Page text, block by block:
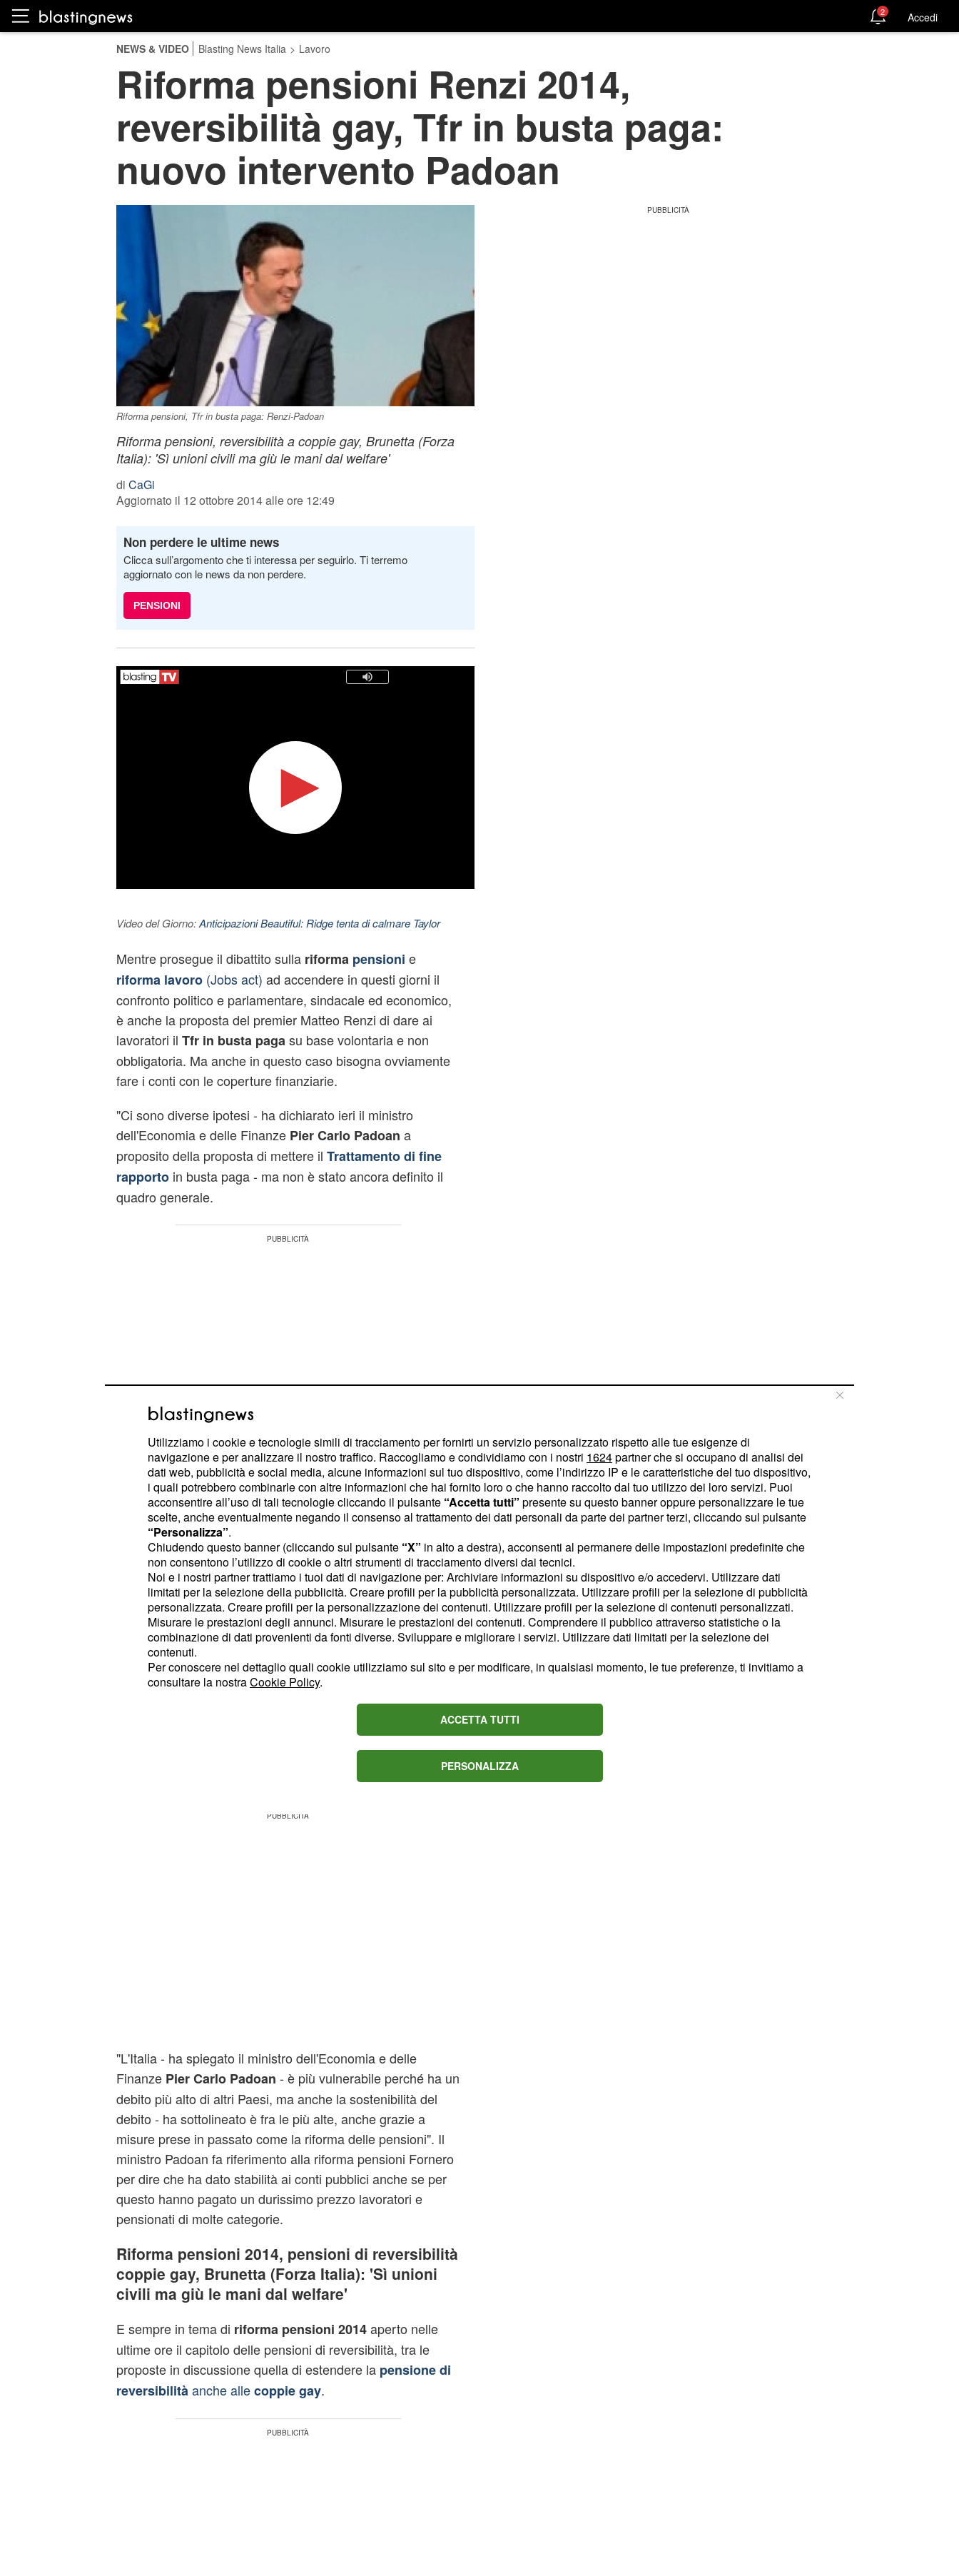
2 Accedi
NEWS & VIDEO Blasting News Italia > Lavoro
Riforma pensioni Renzi 2014,
reversibilità gay, Tfr in busta paga:
nuovo intervento Padoan
Riforma pensioni, Tfr in busta paga: Renzi-Padoan
Riforma pensioni, reversibilità a coppie gay, Brunetta (Forza
Italia): 'Sì unioni civili ma giù le mani dal welfare'
di CaGi
Aggiornato il 12 ottobre 2014 alle ore 12:49
Non perdere le ultime news
Clicca sull’argomento che ti interessa per seguirlo. Ti terremo
aggiornato con le news da non perdere.
PENSIONI
Video del Giorno:Anticipazioni Beautiful: Ridge tenta di calmare Taylor
Mentre prosegue il dibattito sulla riforma pensioni e
riforma lavoro(Jobs act) ad accendere in questi giorni il
confronto politico e parlamentare, sindacale ed economico,
è anche la proposta del premier Matteo Renzi di dare ai
lavoratori il Tfr in busta paga su base volontaria e non
obbligatoria. Ma anche in questo caso bisogna ovviamente
fare i conti con le coperture finanziarie.
"Ci sono diverse ipotesi - ha dichiarato ieri il ministro
dell'Economia e delle Finanze Pier Carlo Padoan a
proposito della proposta di mettere il Trattamento di fine
rapportoin busta paga - ma non è stato ancora definito il
quadro generale.
E' un meccanismo molto delicato - ha aggiunto il
responsabile del Mef - e qualunque cosa si fa sul Tfr ha
delle conseguenze da valutare bene", ha aggiunto.
Riforma pensioni 2014, Tfr in busta paga:
nuovo intervento del ministro dell'Economia e
delle Finanze Pier Carlo Padoan
E mentre si cercano le risorse per l'ipotesi Tfr in busta paga
e per la riforma pensioni 2014 che dovrebbe modificare la
legge Fornero, a partire daipensionamenti degli insegnanti
Quota 96 scuolae da misure strutturali e definitive per la
, oltre che dalle proposte
pensione anticipataa
62 anni per tutti i lavoratori - non ci sarebbero problemi per
"L'Italia - ha spiegato il ministro dell'Economia e delle
Finanze Pier Carlo Padoan - è più vulnerabile perché ha un
debito più alto di altri Paesi, ma anche la sostenibilità del
debito - ha sottolineato è fra le più alte, anche grazie a
misure prese in passato come la riforma delle pensioni". Il
ministro Padoan fa riferimento alla riforma pensioni Fornero
per dire che ha dato stabilità ai conti pubblici anche se per
questo hanno pagato un durissimo prezzo lavoratori e
pensionati di molte categorie.
Riforma pensioni 2014, pensioni di reversibilità
coppie gay, Brunetta (Forza Italia): 'Sì unioni
civili ma giù le mani dal welfare'
E sempre in tema di riforma pensioni 2014aperto nelle
ultime ore il capitolo delle pensioni di reversibilità, tra le
proposte in discussione quella di estendere la pensione di
reversibilità anche allecoppie gay.
Utilizziamo i cookie e tecnologie simili di tracciamento per fornirti un servizio personalizzato rispetto alle tue esigenze di
navigazione e per analizzare il nostro traffico. Raccogliamo e condividiamo con i nostri 1624partner che si occupano di analisi dei
dati web, pubblicità e social media, alcune informazioni sul tuo dispositivo, come l’indirizzo IP e le caratteristiche del tuo dispositivo,
i quali potrebbero combinarle con altre informazioni che hai fornito loro o che hanno raccolto dal tuo utilizzo dei loro servizi. Puoi
acconsentire all’uso di tali tecnologie cliccando il pulsante “Accetta tutti” presente su questo banner oppure personalizzare le tue
scelte, anche eventualmente negando il consenso al trattamento dei dati personali da parte dei partner terzi, cliccando sul pulsante
“Personalizza”.
Chiudendo questo banner (cliccando sul pulsante “X” in alto a destra), acconsenti al permanere delle impostazioni predefinite che
non consentono l’utilizzo di cookie o altri strumenti di tracciamento diversi dai tecnici.
Noi e i nostri partner trattiamo i tuoi dati di navigazione per: Archiviare informazioni su dispositivo e/o accedervi. Utilizzare dati
limitati per la selezione della pubblicità. Creare profili per la pubblicità personalizzata. Utilizzare profili per la selezione di pubblicità
personalizzata. Creare profili per la personalizzazione dei contenuti. Utilizzare profili per la selezione di contenuti personalizzati.
Misurare le prestazioni degli annunci. Misurare le prestazioni dei contenuti. Comprendere il pubblico attraverso statistiche o la
combinazione di dati provenienti da fonti diverse. Sviluppare e migliorare i servizi. Utilizzare dati limitati per la selezione dei
contenuti.
Per conoscere nel dettaglio quali cookie utilizziamo sul sito e per modificare, in qualsiasi momento, le tue preferenze, ti invitiamo a
consultare la nostraCookie Policy.
ACCETTA TUTTI
PERSONALIZZA